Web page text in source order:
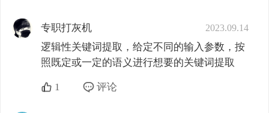
专职打灰机 2023.09.14
逻辑性关键词提取，给定不同的输入参数，按
照既定或一定的语义进行想要的关键词提取
1 评论